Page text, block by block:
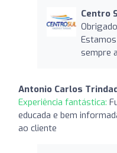
Centro
sempre
Antonio Carlos
Experiência fantástica:
educada e bem
ao cliente